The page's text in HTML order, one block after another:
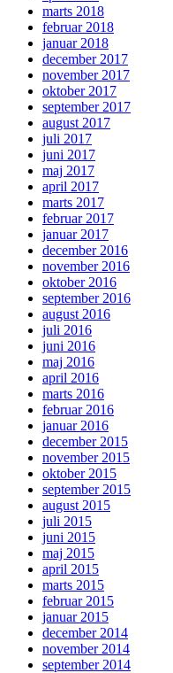
marts 2018
februar 2018
januar 2018
december 2017
november 2017
oktober 2017
september 2017
august 2017
juli 2017
juni 2017
maj 2017
april 2017
marts 2017
februar 2017
januar 2017
december 2016
november 2016
oktober 2016
september 2016
august 2016
juli 2016
juni 2016
maj 2016
april 2016
marts 2016
februar 2016
januar 2016
december 2015
november 2015
oktober 2015
september 2015
august 2015
juli 2015
juni 2015
maj 2015
april 2015
marts 2015
februar 2015
januar 2015
december 2014
november 2014
september 2014